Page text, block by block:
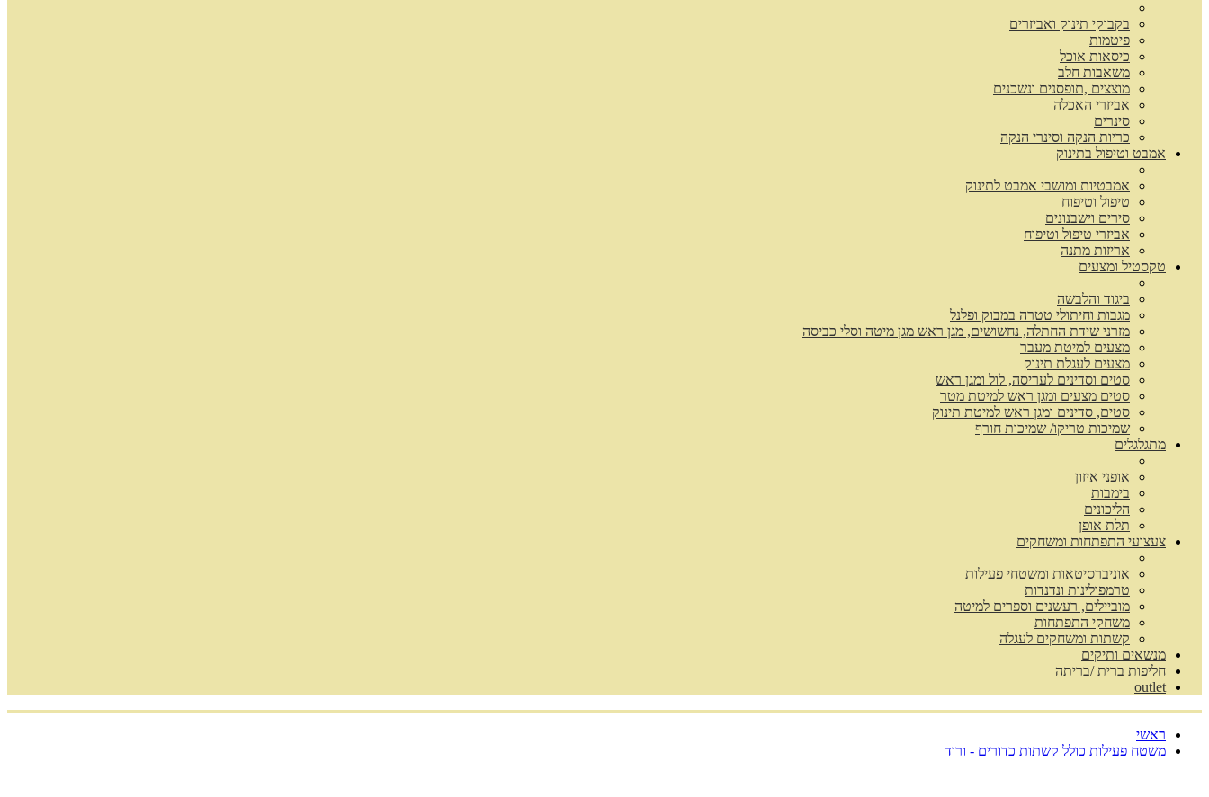
בקבוקי תינוק ואביזרים
פיטמות
כיסאות אוכל
משאבות חלב
מוצצים ,תופסנים ונשכנים
אביזרי האכלה
סינרים
כריות הנקה וסינרי הנקה
אמבט וטיפול בתינוק
אמבטיות ומושבי אמבט לתינוק
טיפול וטיפוח
סירים וישבנונים
אביזרי טיפול וטיפוח
אריזות מתנה
טקסטיל ומצעים
ביגוד והלבשה
מגבות וחיתולי טטרה במבוק ופלנל
מזרני שידת החתלה, נחשושים, מגן ראש מגן מיטה וסלי כביסה
מצעים למיטת מעבר
מצעים לעגלת תינוק
סטים וסדינים לעריסה, לול ומגן ראש
סטים מצעים ומגן ראש למיטת מטר
סטים, סדינים ומגן ראש למיטת תינוק
שמיכות טריקו/ שמיכות חורף
מתגלגלים
אופני איזון
בימבות
הליכונים
תלת אופן
צעצועי התפתחות ומשחקים
אוניברסיטאות ומשטחי פעילות
טרמפולינות ונדנדות
מוביילים, רעשנים וספרים למיטה
משחקי התפתחות
קשתות ומשחקים לעגלה
מנשאים ותיקים
חליפות ברית /בריתה
outlet
ראשי
משטח פעילות כולל קשתות כדורים - ורוד